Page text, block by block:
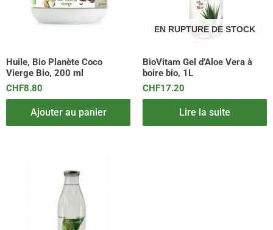
Huile, Bio Planète Coco
Vierge Bio, 200 ml
CHF8.80
Ajouter au panier
EN RUPTURE DE STOCK
BioVitam Gel d’Aloe Vera à
boire bio, 1L
CHF17.20
Lire la suite